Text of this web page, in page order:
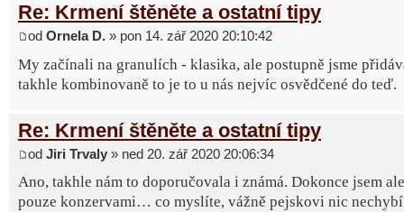
Re: Krmení štěněte a ostatní tipy
od Ornela D. » pon 14. zář 2020 20:10:42
My začínali na granulích - klasika, ale postupně jsme
takhle kombinovaně to je to u nás nejvíc osvědčené do teď.
Re: Krmení štěněte a ostatní tipy
od Jiri Trvaly » ned 20. zář 2020 20:06:34
Ano, takhle nám to doporučovala i známá. Dokonce jsem
pouze konzervami… co myslíte, vážně pejskovi nic